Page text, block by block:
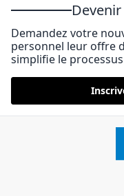
Demandez votre
personnel leur offre
simplifie le